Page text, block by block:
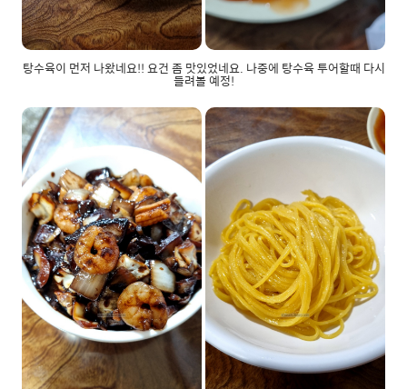
탕수육이 먼저 나왔네요!! 요건 좀 맛있었네요. 나중에 탕수육 투어할때 다시
들려볼 예정!